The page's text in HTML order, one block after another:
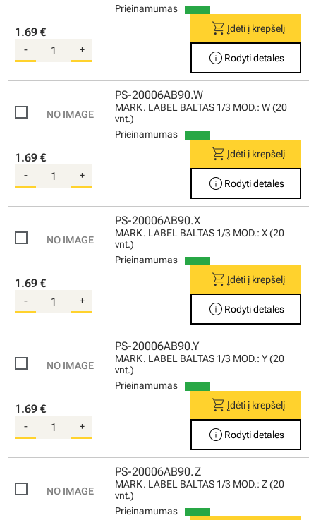
Prieinamumas
1.69 €
- +
shopping_cartĮdėti į krepšelį
info Rodyti detales
PS-20006AB90.W
MARK. LABEL BALTAS 1/3 MOD.: W (20
vnt.)
Prieinamumas
1.69 €
- +
shopping_cartĮdėti į krepšelį
info Rodyti detales
PS-20006AB90.X
MARK. LABEL BALTAS 1/3 MOD.: X (20
vnt.)
Prieinamumas
1.69 €
- +
shopping_cartĮdėti į krepšelį
info Rodyti detales
PS-20006AB90.Y
MARK. LABEL BALTAS 1/3 MOD.: Y (20
vnt.)
Prieinamumas
1.69 €
- +
shopping_cartĮdėti į krepšelį
info Rodyti detales
PS-20006AB90.Z
MARK. LABEL BALTAS 1/3 MOD.: Z (20
vnt.)
Prieinamumas